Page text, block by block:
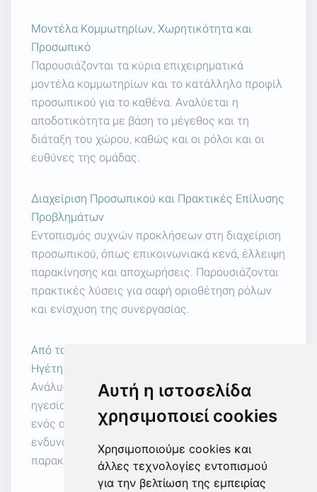
Αυτή η ιστοσελίδα
χρησιμοποιεί cookies
Χρησιμοποιούμε cookies και
άλλες τεχνολογίες εντοπισμού
για την βελτίωση της εμπειρίας
Μοντέλα Κομμωτηρίων, Χωρητικότητα και
Προσωπικό
Παρουσιάζονται τα κύρια επιχειρηματικά
μοντέλα κομμωτηρίων και το κατάλληλο προφίλ
προσωπικού για το καθένα. Αναλύεται η
αποδοτικότητα με βάση το μέγεθος και τη
διάταξη του χώρου, καθώς και οι ρόλοι και οι
ευθύνες της ομάδας.
Διαχείριση Προσωπικού και Πρακτικές Επίλυσης
Προβλημάτων
Εντοπισμός συχνών προκλήσεων στη διαχείριση
προσωπικού, όπως επικοινωνιακά κενά, έλλειψη
παρακίνησης και αποχωρήσεις. Παρουσιάζονται
πρακτικές λύσεις για σαφή οριοθέτηση ρόλων
και ενίσχυση της συνεργασίας.
Από τον Ρόλο του Εργοδότη στον Ρόλο του
Ηγέτη
Ανάλυση της διαφοράς μεταξύ διοίκησης και
ηγεσίας. Παρουσιάζονται τα χαρακτηριστικά
ενός αποτελεσματικού ηγέτη και οι τρόποι
ενδυνάμωσης της ομάδας μέσω εμπιστοσύνης,
παρακίνησης και υπευθυνότητας.